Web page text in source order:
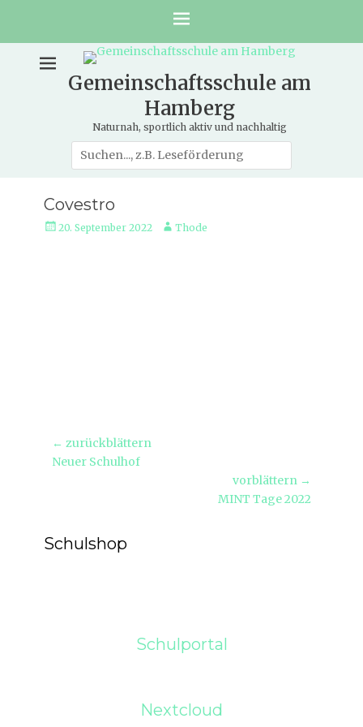
Gemeinschaftsschule am
Hamberg
Naturnah, sportlich aktiv und nachhaltig
Suche
nach:
Covestro
Veröffentlicht
20. September 2022 AutorThode
Beitragsnavigation
← zurückblättern
Vorheriger
Neuer Schulhof
vorblättern →
MINT Tage 2022
Schulshop
Schulportal
Nextcloud